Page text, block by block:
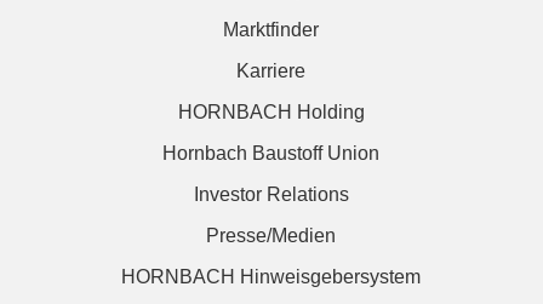
Marktfinder
Karriere
HORNBACH Holding
Hornbach Baustoff Union
Investor Relations
Presse/Medien
HORNBACH Hinweisgebersystem